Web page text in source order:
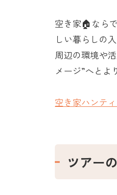
空き家🏠なら
しい暮らしの
周辺の環境や
メージ”へとよ
空き家ハンテ
ツアー